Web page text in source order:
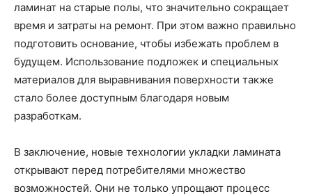
ламинат на старые полы, что значительно сокращает
время и затраты на ремонт. При этом важно правильно
подготовить основание, чтобы избежать проблем в
будущем. Использование подложек и специальных
материалов для выравнивания поверхности также
стало более доступным благодаря новым
разработкам.
В заключение, новые технологии укладки ламината
открывают перед потребителями множество
возможностей. Они не только упрощают процесс